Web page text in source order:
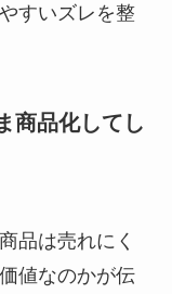
すいズレを整
商品化してし
品は売れにく
値なのかが伝